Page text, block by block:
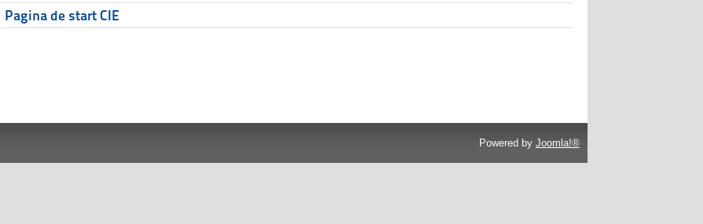
Pagina de start CIE
Powered by Joomla!®